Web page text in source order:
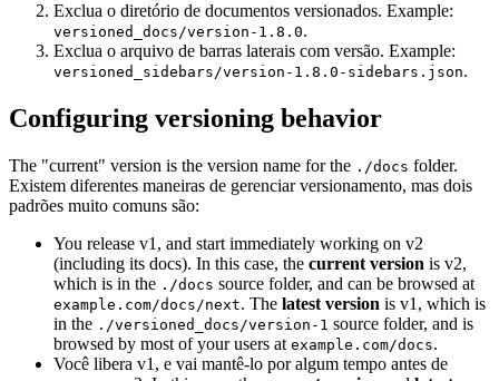
Exclua o diretório de documentos versionados. Example:
versioned_docs/version-1.8.0.
Exclua o arquivo de barras laterais com versão. Example:
versioned_sidebars/version-1.8.0-sidebars.json.
Configuring versioning behavior
The "current" version is the version name for the ./docs folder.
Existem diferentes maneiras de gerenciar versionamento, mas dois
padrões muito comuns são:
You release v1, and start immediately working on v2
(including its docs). In this case, the current version is v2,
which is in the ./docs source folder, and can be browsed at
example.com/docs/next. The latest version is v1, which is
in the ./versioned_docs/version-1 source folder, and is
browsed by most of your users at example.com/docs.
Você libera v1, e vai mantê-lo por algum tempo antes de